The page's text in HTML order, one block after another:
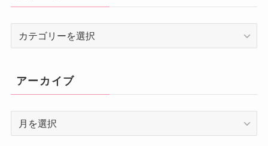
ー
アーカイブ